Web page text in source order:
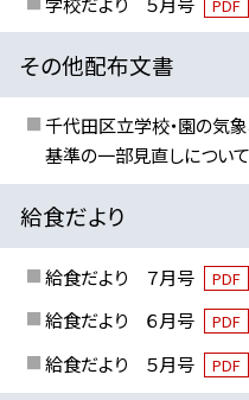
PDF
その他配布文書
千代田区立学校・園の気
基準の一部見直しについて
給食だより
給食だより ７月号 PDF
給食だより ６月号
PDF
給食だより ５月号
PDF